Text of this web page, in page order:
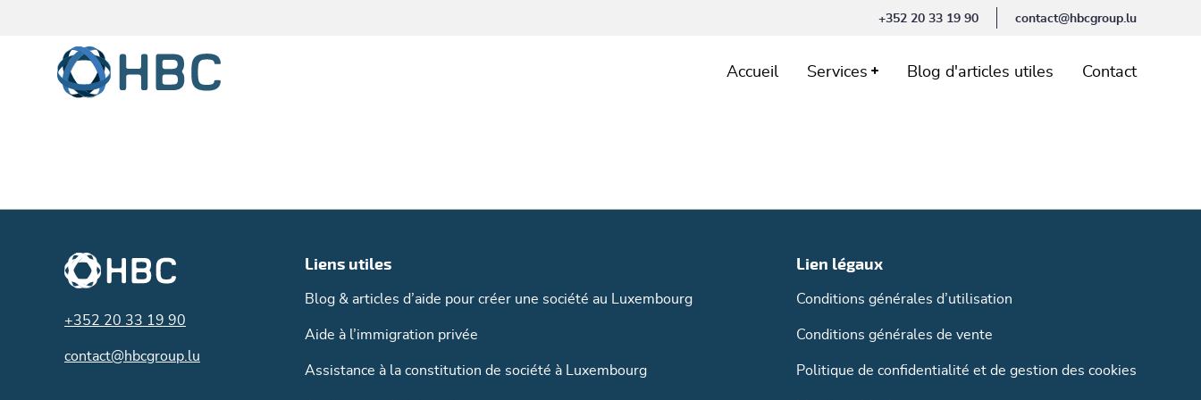
+352 20 33 19 90 contact@hbcgroup.lu
Accueil Services Blog d'articles utiles Contact
+352 20 33 19 90
contact@hbcgroup.lu
Liens utiles
Blog & articles d’aide pour créer une société au Luxembourg
Aide à l’immigration privée
Assistance à la constitution de société à Luxembourg
Lien légaux
Conditions générales d’utilisation
Conditions générales de vente
Politique de confidentialité et de gestion des cookies